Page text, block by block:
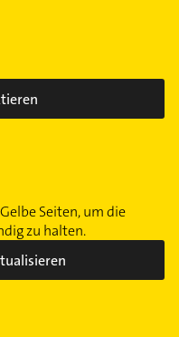
Seiten, um die
zu halten.